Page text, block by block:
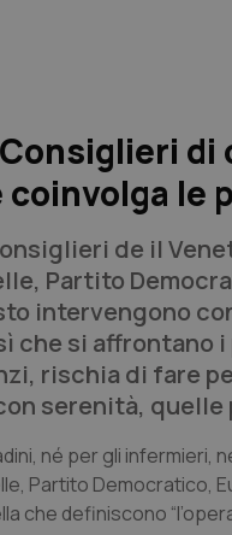
di
le
de il
Partito
intervengono
che si affrontano
rischia di fare
serenità, quelle
né per gli infermieri,
Partito Democratico,
che definiscono